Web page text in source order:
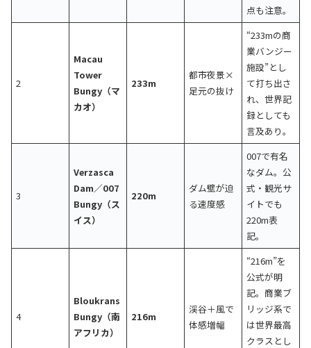
点も注意。
2
Macau
Tower
Bungy（マ
カオ）
233m
都市夜景×
足元の抜け
“233mの商
業バンジー
施設”とし
て打ち出さ
れ、世界記
録としても
言及あり。
3
Verzasca
Dam／007
Bungy（ス
イス）
220m
ダム壁が迫
る速度感
007で有名
なダム。公
式・観光サ
イトでも
220m表
記。
4
Bloukrans
Bungy（南
アフリカ）
216m
渓谷＋風で
体感増幅
“216m”を
公式が明
記。商業ブ
リッジ系で
は世界最高
クラスとし